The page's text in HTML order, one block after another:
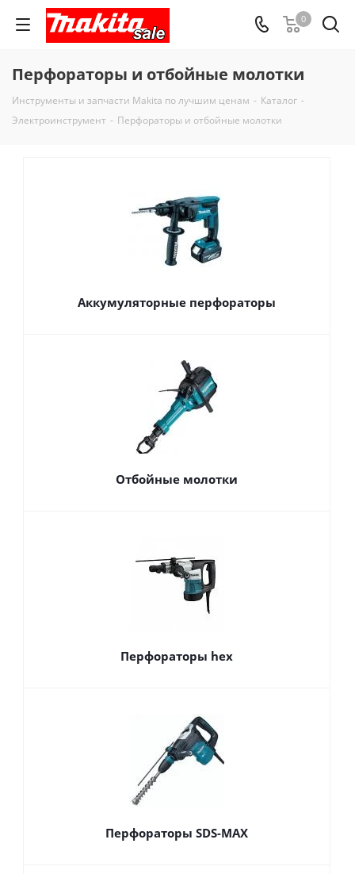
0
Перфораторы и отбойные молотки
Инструменты и запчасти Makita по лучшим ценам - Каталог -
Электроинструмент - Перфораторы и отбойные молотки
Аккумуляторные перфораторы
Отбойные молотки
Перфораторы hex
Перфораторы SDS-MAX